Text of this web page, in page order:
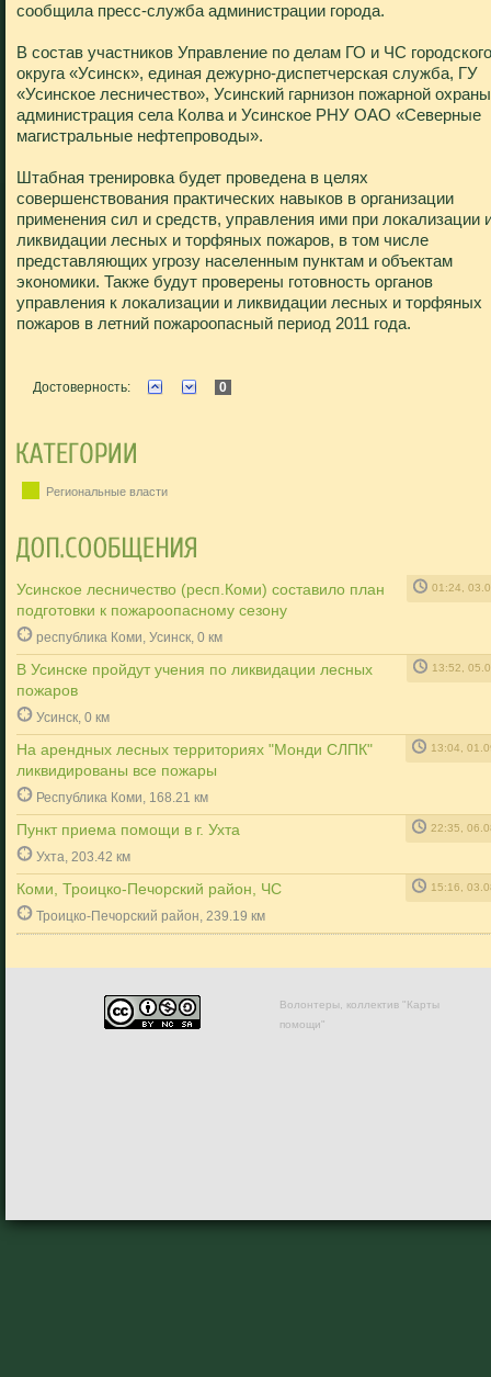
сообщила пресс-служба администрации города.
В состав участников Управление по делам ГО и ЧС городского
округа «Усинск», единая дежурно-диспетчерская служба, ГУ
«Усинское лесничество», Усинский гарнизон пожарной
администрация села Колва и Усинское РНУ ОАО «Северные
магистральные нефтепроводы».
Штабная тренировка будет проведена в целях
совершенствования практических навыков в организации
применения сил и средств, управления ими при локализации
ликвидации лесных и торфяных пожаров, в том числе
представляющих угрозу населенным пунктам и объектам
экономики. Также будут проверены готовность органов
управления к локализации и ликвидации лесных и торфяных
пожаров в летний пожароопасный период 2011 года.
Достоверность: 0
Региональные власти
Усинское лесничество (респ.Коми) составило план
подготовки к пожароопасному сезону
01:24,
республика Коми, Усинск, 0 км
В Усинске пройдут учения по ликвидации лесных
пожаров
13:52,
Усинск, 0 км
На арендных лесных территориях "Монди СЛПК"
ликвидированы все пожары
13:04,
Республика Коми, 168.21 км
Пункт приема помощи в г. Ухта 22:35,
Ухта, 203.42 км
Коми, Троицко-Печорский район, ЧС 15:16,
Троицко-Печорский район, 239.19 км
Волонтеры, коллектив "Карты
помощи"